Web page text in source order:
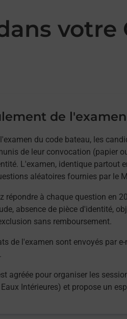
votre
de
du code bateau, les
de leur convocation (papier
L'examen, identique partout
aléatoires fournies par le
répondre à chaque question en
absence de pièce d'identité,
sans remboursement.
de l'examen sont envoyés par
agréée pour organiser les
Eaux Intérieures) et propose un